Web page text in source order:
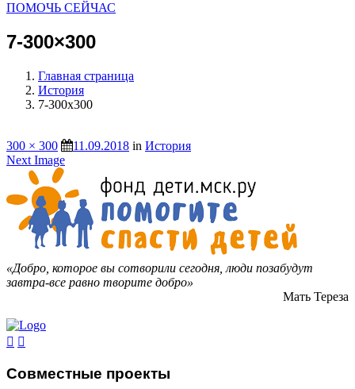
ПОМОЧЬ СЕЙЧАС
7-300×300
Главная страница
История
7-300x300
300 × 300 11.09.2018 in История
Next Image
«Добро, которое вы сотворили сегодня, люди позабудут
завтра-все равно творите добро»
Мать Тереза
Совместные проекты